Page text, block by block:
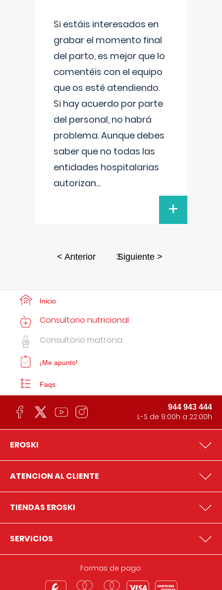
Si estáis interesados en
grabar el momento final
del parto, es mejor que lo
comentéis con el equipo
que os esté atendiendo.
Si hay acuerdo por parte
del personal, no habrá
problema. Aunque debes
saber que no todas las
entidades hospitalarias
autorizan...
+
< Anterior 3Siguiente >
Inicio
Consultorio nutricional
Consultorio matrona
¡Me apunto!
Faqs
944 943 444
L-S de 9:00h a 22:00h
EROSKI
ATENCION AL CLIENTE
TIENDAS EROSKI
SERVICIOS
Formas de pago: